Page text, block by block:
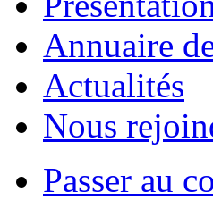
Annuaire
Actualités
Nous
Passer au